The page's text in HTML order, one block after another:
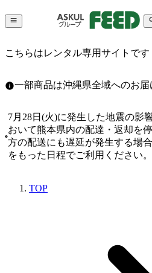
こちらはレンタル専用サイトです
一部商品は沖縄県全域へのお
7月28日(火)に発生した地震の影
おいて熊本県内の配達・返却を
方の配送にも遅延が発生する場
をもった日程でご利用ください。
TOP